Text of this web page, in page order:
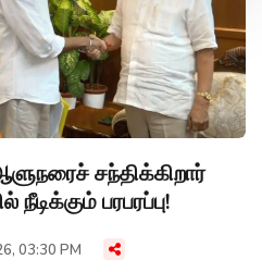
சந்திக்கிறார்
பரபரப்பு!
03:30 PM